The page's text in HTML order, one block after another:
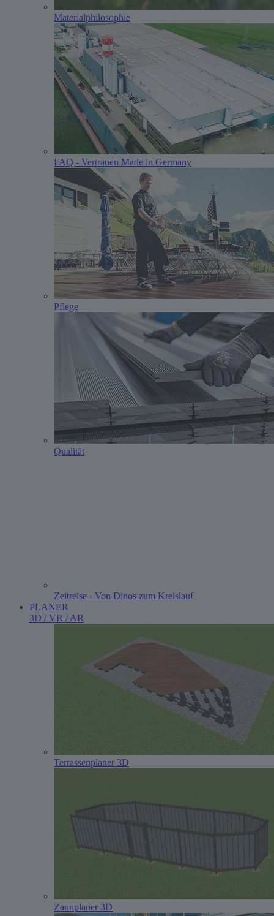
Materialphilosophie
FAQ - Vertrauen Made in Germany
Pflege
Qualität
Zeitreise - Von Dinos zum Kreislauf
PLANER
3D / VR / AR
Terrassenplaner 3D
Zaunplaner 3D